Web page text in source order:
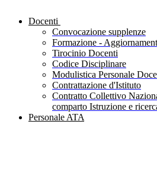
Docenti
Convocazione supplenze
Formazione -
Tirocinio Docenti
Codice Disciplinare
Modulistica Personale
Contrattazione d'Istituto
Contratto Collettivo
comparto Istruzione e
Personale ATA